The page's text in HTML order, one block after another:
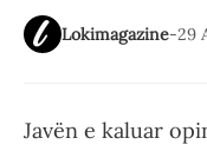
Lokimagazine-29
Javën e kaluar